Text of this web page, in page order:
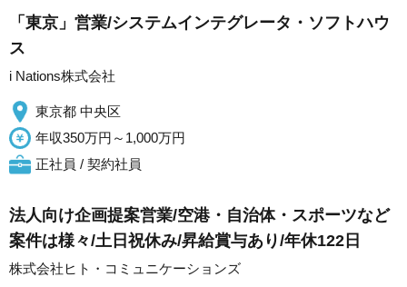
「東京」営業/システムインテグレータ・ソフトハウ
ス
i Nations株式会社
東京都 中央区
年収350万円～1,000万円
正社員 / 契約社員
法人向け企画提案営業/空港・自治体・スポーツなど
案件は様々/土日祝休み/昇給賞与あり/年休122日
株式会社ヒト・コミュニケーションズ